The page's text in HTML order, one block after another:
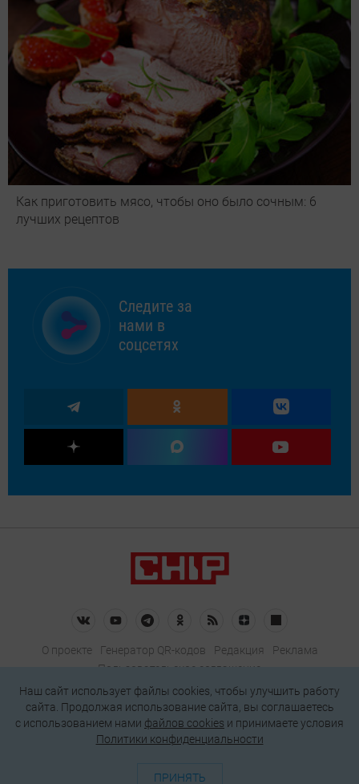
Как приготовить мясо, чтобы оно было сочным: 6
лучших рецептов
Следите за
нами в
соцсетях
О проекте Генератор QR-кодов Редакция
Реклама
Пользовательское соглашение
Политика конфиденциальности
Подписаться на рассылку
127018, Москва, ул. Полковая, д. 3, стр. 4, помещение I, комн. 23
Наш сайт использует файлы cookies, чтобы улучшить работу
сайта. Продолжая использование сайта, вы соглашаетесь
c использованием нами файлов cookies и принимаете условия
Политики конфиденциальности
ПРИНЯТЬ